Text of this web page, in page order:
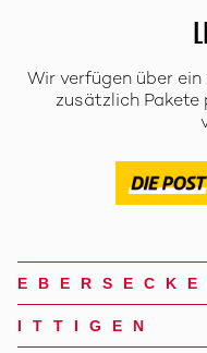
Wir verfügen über
zusätzlich
ITTIGEN